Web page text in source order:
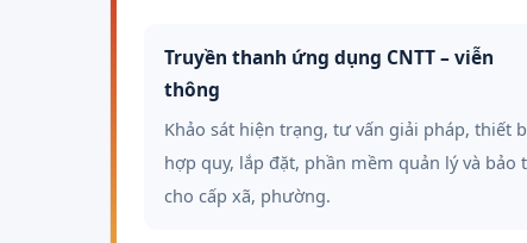
Truyền thanh ứng dụng CNTT – viễn
thông
Khảo sát hiện trạng, tư vấn giải pháp, thiết
hợp quy, lắp đặt, phần mềm quản lý và bảo
cho cấp xã, phường.